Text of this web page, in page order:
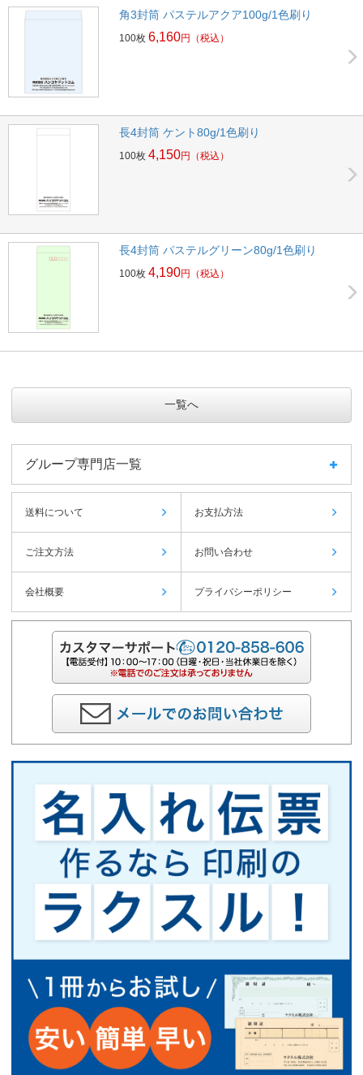
角3封筒 パステルアクア100g/1色刷り
100枚 6,160円 （税込）
長4封筒 ケント80g/1色刷り
100枚 4,150円 （税込）
長4封筒 パステルグリーン80g/1色刷り
100枚 4,190円 （税込）
一覧へ
グループ専門店一覧
送料について お支払方法
ご注文方法 お問い合わせ
会社概要 プライバシーポリシー